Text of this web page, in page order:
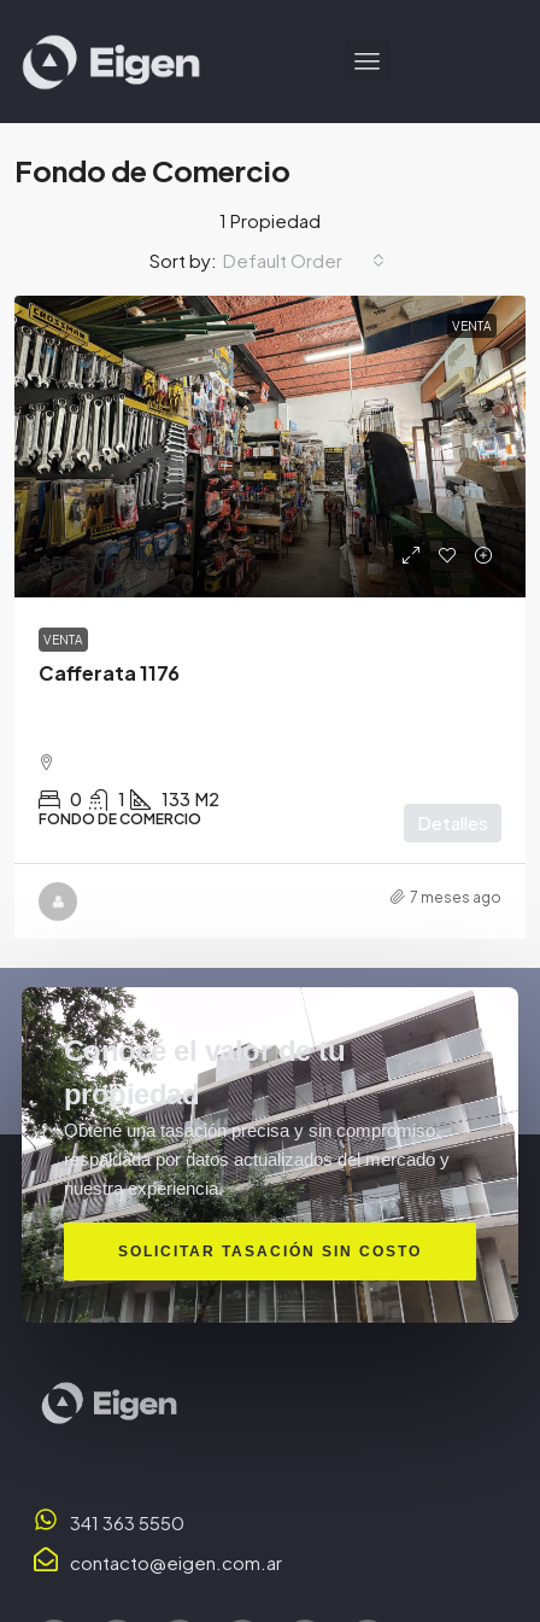
Fondo de Comercio
1 Propiedad
Sort by: Default Order
VENTA
$55,000/USD
VENTA
Cafferata 1176
0 1 133 M2
FONDO DE COMERCIO Detalles
7 meses ago
Conocé el valor de tu
propiedad
Obtené una tasación precisa y sin compromiso,
respaldada por datos actualizados del mercado y
nuestra experiencia.
SOLICITAR TASACIÓN SIN COSTO
341 363 5550
contacto@eigen.com.ar